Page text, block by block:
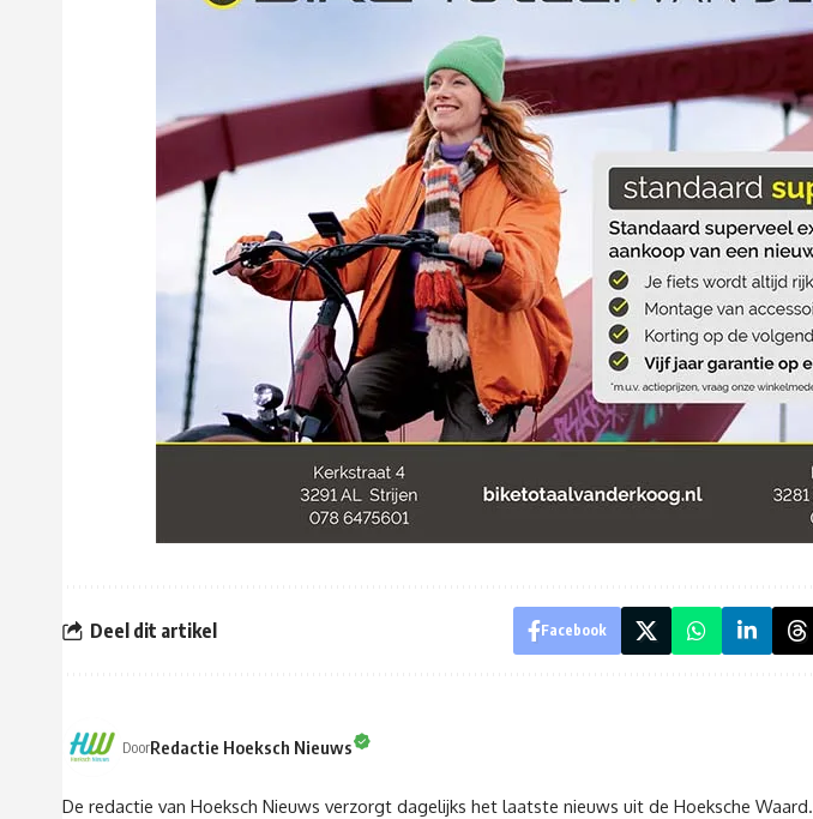
Deel dit artikel Facebook
DoorRedactie Hoeksch Nieuws
De redactie van Hoeksch Nieuws verzorgt dagelijks het laatste nieuws uit de Hoeksche Waard.